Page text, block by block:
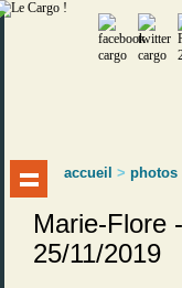
accueil >photos
Marie-Flore
25/11/2019